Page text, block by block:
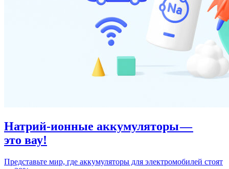
Натрий-ионные аккумуляторы —
это вау!
Представьте мир, где аккумуляторы для электромобилей стоят